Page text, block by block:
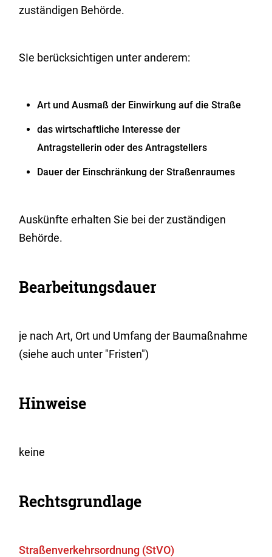
zuständigen Behörde.
SIe berücksichtigen unter anderem:
Art und Ausmaß der Einwirkung auf die Straße
das wirtschaftliche Interesse der
Antragstellerin oder des Antragstellers
Dauer der Einschränkung der Straßenraumes
Auskünfte erhalten Sie bei der zuständigen
Behörde.
Bearbeitungsdauer
je nach Art, Ort und Umfang der Baumaßnahme
(siehe auch unter "Fristen")
Hinweise
keine
Rechtsgrundlage
Straßenverkehrsordnung (StVO)